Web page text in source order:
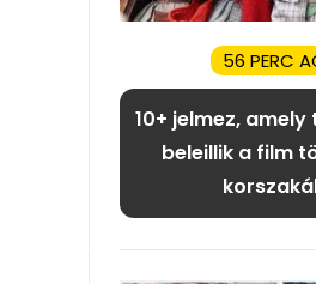
56 PERC
10+ jelmez,
beleillik a film